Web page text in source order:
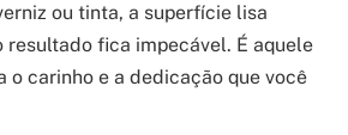
ou tinta, a superfície lisa
resultado fica impecável. É aquele
o carinho e a dedicação que você